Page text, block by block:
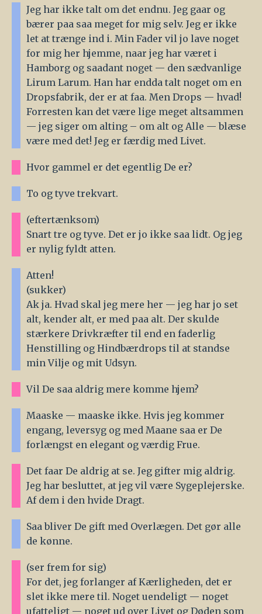
Jeg har ikke talt om det endnu. Jeg gaar og
bærer paa saa meget for mig selv. Jeg er ikke
let at trænge ind i. Min Fader vil jo lave noget
for mig her hjemme, naar jeg har været i
Hamborg og saadant noget — den sædvanlige
Lirum Larum. Han har endda talt noget om en
Dropsfabrik, der er at faa. Men Drops — hvad!
Forresten kan det være lige meget altsammen
— jeg siger om alting – om alt og Alle — blæse
være med det! Jeg er færdig med Livet.
Hvor gammel er det egentlig De er?
To og tyve trekvart.
(eftertænksom)
Snart tre og tyve. Det er jo ikke saa lidt. Og jeg
er nylig fyldt atten.
Atten!
(sukker)
Ak ja. Hvad skal jeg mere her — jeg har jo set
alt, kender alt, er med paa alt. Der skulde
stærkere Drivkræfter til end en faderlig
Henstilling og Hindbærdrops til at standse
min Vilje og mit Udsyn.
Vil De saa aldrig mere komme hjem?
Maaske — maaske ikke. Hvis jeg kommer
engang, leversyg og med Maane saa er De
forlængst en elegant og værdig Frue.
Det faar De aldrig at se. Jeg gifter mig aldrig.
Jeg har besluttet, at jeg vil være Sygeplejerske.
Af dem i den hvide Dragt.
Saa bliver De gift med Overlægen. Det gør alle
de kønne.
(ser frem for sig)
For det, jeg forlanger af Kærligheden, det er
slet ikke mere til. Noget uendeligt — noget
ufatteligt — noget ud over Livet og Døden som